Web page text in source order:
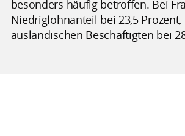
besonders häufig betroffen. Bei
Niedriglohnanteil bei 23,5 Prozent,
ausländischen Beschäftigten bei